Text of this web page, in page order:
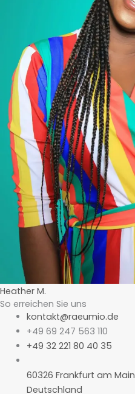
Heather M.
So erreichen Sie uns
kontakt@raeumio.de
+49 69 247 563 110
+49 32 221 80 40 35
60326 Frankfurt am Main
Deutschland